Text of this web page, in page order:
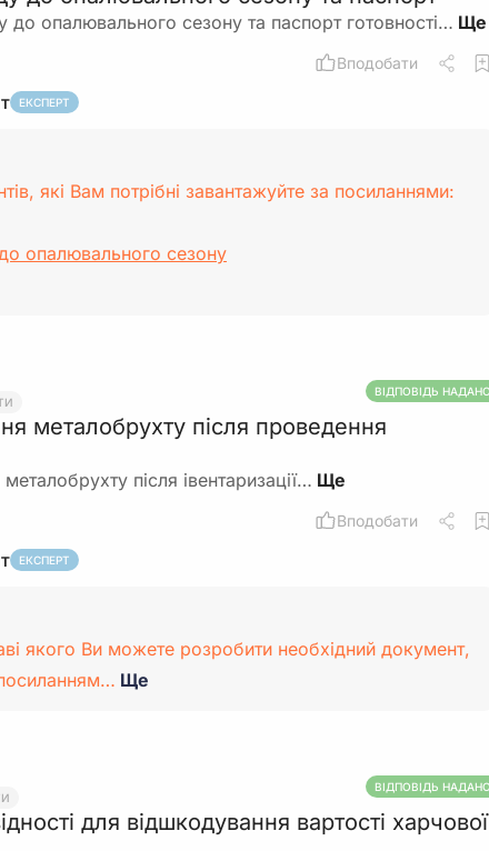
до опалювального сезону та паспорт готовності…
Вподобати
ЕКСПЕРТ
які Вам потрібні завантажуйте за посиланнями:
опалювального сезону
ВІДПОВІДЬ
металобрухту після проведення
після івентаризації…
Вподобати
ЕКСПЕРТ
якого Ви можете розробити необхідний документ,
Ще
ВІДПОВІДЬ
для відшкодування вартості харчової